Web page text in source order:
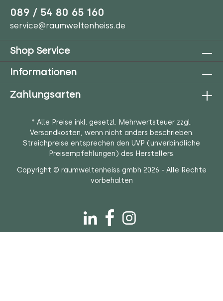
089 / 54 80 65 160
service@raumweltenheiss.de
Shop Service
Informationen
Zahlungsarten
* Alle Preise inkl. gesetzl. Mehrwertsteuer zzgl.
Versandkosten, wenn nicht anders beschrieben.
Streichpreise entsprechen den UVP (unverbindliche
Preisempfehlungen) des Herstellers.
Copyright © raumweltenheiss gmbh 2026 - Alle Rechte
vorbehalten